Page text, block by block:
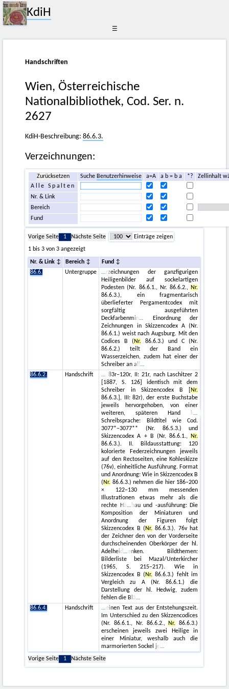
KdiH
☰
Handschriften
Wien, Österreichische
Nationalbibliothek, Cod. Ser. n.
2627
KdiH-Beschreibung:86.6.3.
Verzeichnungen:
Zurücksetzen Suche Benutzerhinweise a=A a b = b a *?
Zellinhalt
Alle Spalten
Nr. & Link
Bereich
Fund
Vorige Seite 1 Nächste Seite
Einträge zeigen
1 bis 3 von 3 angezeigt
Nr. & Link Bereich
Fund
86.6.
Untergruppe
rzeichnungen der ganzfigurigen
Heiligenbilder auf sockelartigen
Podesten (Nr. 86.6.1., Nr. 86.6.2., Nr.
86.6.3.), ein fragmentarisch
überlieferter Pergamentcodex mit
sorgfältig ausgeführten
Deckfarbenmin
Einordnung der
Zeichnungen in Skizzencodex A (Nr.
86.6.1.) weist nach Augsburg. Mit den
Codices B (Nr. 86.6.3.) und C (Nr.
86.6.2.) teilt der Band ein
Wasserzeichen, zudem hat einer der
Schreiber an all
86.6.2.
Handschrift
83r–120r, II: 21r, nach Laschitzer 2
[1887, S. 126] identisch mit dem
Schreiber in Skizzencodex B [ Nr.
86.6.3.], III: 82r), der erste Buchstabe
jeweils hervorgehoben, von einer
weiteren, späteren Hand k
Schreibsprache: Bildtitel wie Cod.
3077*–3077** (Nr. 86.5.3.) und
Skizzencodex A + B (Nr. 86.6.1., Nr.
86.6.3.). II. Bildausstattung: 120
kolorierte Federzeichnungen jeweils
auf den Rectoseiten, eine Kohleskizze
(76v), einheitliche Ausführung. Format
und Anordnung: Wie in Skizzencodex B
(Nr. 86.6.3.) nehmen die hier 186–200
× 122–130 mm messenden
Illustrationen etwas mehr als die
rechte Hä
bau und -ausführung: Die
Komposition der Miniaturen und
Anordnung der Figuren folgt
Skizzencodex B (Nr. 86.6.3.). 76v hat
der Zeichner den von der Vorderseite
durchscheinenden Oberkörper der hl.
Adelheid
enken. Bildthemen:
Bilderliste bei Mazal/Unterkircher
(1965, S. 215–217). Wie in
Skizzencodex B (Nr. 86.6.3.) fehlt im
Vergleich zu A (Nr. 86.6.1.) die
Darstellung der hl. Hedwig, zudem
fehlen die Blä
86.6.4.
Handschrift
einen Text aus der Entstehungszeit.
Im Unterschied zu den Skizzencodices
(Nr. 86.6.1., Nr. 86.6.2., Nr. 86.6.3.)
erscheinen jeweils zwei Heilige in
einer Miniatur, weshalb auch die
marmorierten Sockel je
Vorige Seite
1 Nächste Seite